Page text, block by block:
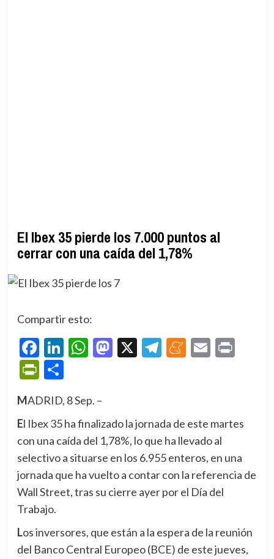
El Ibex 35 pierde los 7.000 puntos al
cerrar con una caída del 1,78%
Compartir esto:
Facebook
LinkedIn
WhatsApp
Mastodon
X Telegram
Meneame
Email
PrintFriendly
Compartir
MADRID, 8 Sep. –
El Ibex 35 ha finalizado la jornada de este martes
con una caída del 1,78%, lo que ha llevado al
selectivo a situarse en los 6.955 enteros, en una
jornada que ha vuelto a contar con la referencia de
Wall Street, tras su cierre ayer por el Día del
Trabajo.
Los inversores, que están a la espera de la reunión
del Banco Central Europeo (BCE) de este jueves,